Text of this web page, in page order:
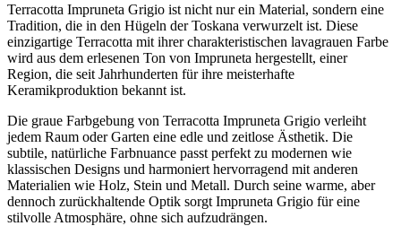
Terracotta Impruneta Grigio ist nicht nur ein Material, sondern eine
Tradition, die in den Hügeln der Toskana verwurzelt ist. Diese
einzigartige Terracotta mit ihrer charakteristischen lavagrauen Farbe
wird aus dem erlesenen Ton von Impruneta hergestellt, einer
Region, die seit Jahrhunderten für ihre meisterhafte
Keramikproduktion bekannt ist.
Die graue Farbgebung von Terracotta Impruneta Grigio verleiht
jedem Raum oder Garten eine edle und zeitlose Ästhetik. Die
subtile, natürliche Farbnuance passt perfekt zu modernen wie
klassischen Designs und harmoniert hervorragend mit anderen
Materialien wie Holz, Stein und Metall. Durch seine warme, aber
dennoch zurückhaltende Optik sorgt Impruneta Grigio für eine
stilvolle Atmosphäre, ohne sich aufzudrängen.